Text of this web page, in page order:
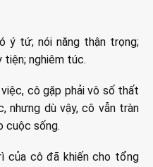
ý tứ; nói năng thận trọng;
tiện; nghiêm túc.
cô gặp phải vô số thất
nhưng dù vậy, cô vẫn tràn
cuộc sống.
của cô đã khiến cho tổng